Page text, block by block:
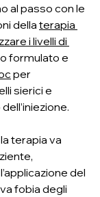
al passo con le
della terapia
i livelli di
formulato e
per
sierici e
terapia va
del
fobia degli